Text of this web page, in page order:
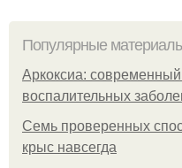
Популярные
Аркоксиа:
воспалительных
Семь проверенных
крыс навсегда